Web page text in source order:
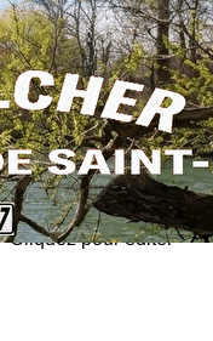
Exporter les lignes
Exporter toutes les
Exporter
Menu
?>
Images de la page
Cliquez pour éditer